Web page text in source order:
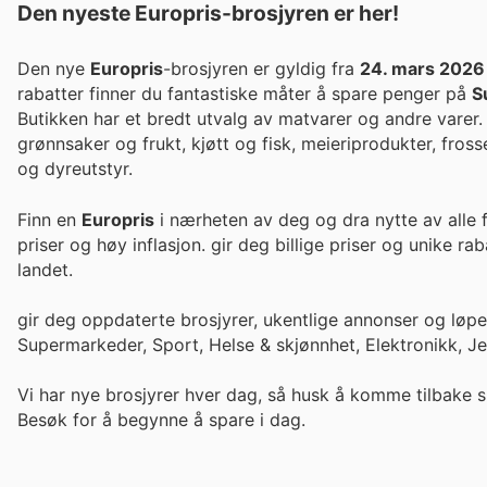
Den nyeste Europris-brosjyren er her!
Den nye Europris-brosjyren er gyldig fra 24. mars 2026
rabatter finner du fantastiske måter å spare penger på
Butikken har et bredt utvalg av matvarer og andre
grønnsaker og frukt, kjøtt og fisk, meieriprodukter,
og dyreutstyr.
Finn en Europris i nærheten av deg og dra nytte av alle
priser og høy inflasjon. gir deg billige priser og
landet.
gir deg oppdaterte brosjyrer, ukentlige annonser og
Supermarkeder, Sport, Helse & skjønnhet, Elektronikk,
Vi har nye brosjyrer hver dag, så husk å komme tilbake
Besøk for å begynne å spare i dag.